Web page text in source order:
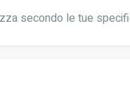
secondo le tue